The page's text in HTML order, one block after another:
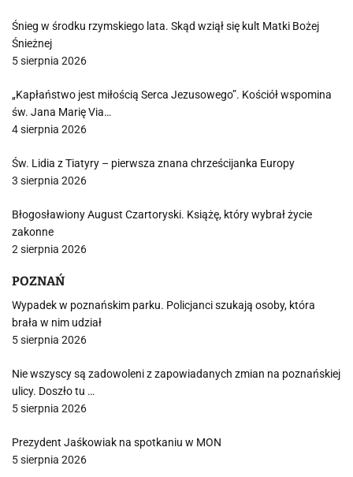
Śnieg w środku rzymskiego lata. Skąd wziął się kult Matki Bożej
Śnieżnej
5 sierpnia 2026
„Kapłaństwo jest miłością Serca Jezusowego”. Kościół wspomina
św. Jana Marię Via…
4 sierpnia 2026
Św. Lidia z Tiatyry – pierwsza znana chrześcijanka Europy
3 sierpnia 2026
Błogosławiony August Czartoryski. Książę, który wybrał życie
zakonne
2 sierpnia 2026
POZNAŃ
Wypadek w poznańskim parku. Policjanci szukają osoby, która
brała w nim udział
5 sierpnia 2026
Nie wszyscy są zadowoleni z zapowiadanych zmian na poznańskiej
ulicy. Doszło tu …
5 sierpnia 2026
Prezydent Jaśkowiak na spotkaniu w MON
5 sierpnia 2026